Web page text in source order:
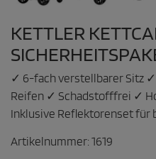
KETTLER
✓ 6-fach verstellbarer Sitz
Reifen ✓ Schadstofffrei ✓
Inklusive Reflektorenset für
Artikelnummer: 1619